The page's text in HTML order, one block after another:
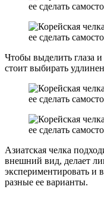
Чтобы выделить глаза
стоит выбирать
Азиатская челка
внешний вид, делает
экспериментировать и
разные ее варианты.